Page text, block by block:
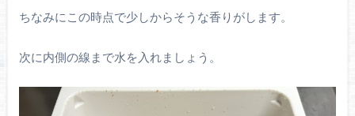
ちなみにこの時点で少しからそうな香りがします。
次に内側の線まで水を入れましょう。